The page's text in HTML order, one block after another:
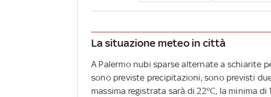
La situazione meteo in città
A Palermo nubi sparse alternate a schiarite
sono previste precipitazioni, sono previsti
massima registrata sarà di 22°C, la minima